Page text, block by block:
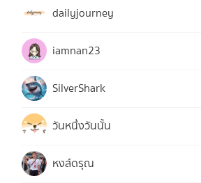
dailyjourney
iamnan23
SilverShark
วันหนึ่งวันนั้น
หงส์ดรุณ